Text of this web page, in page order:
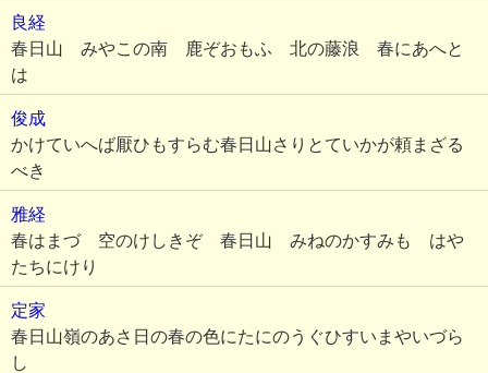
良経
春日山 みやこの南 鹿ぞおもふ 北の藤浪 春にあへと
は
俊成
かけていへば厭ひもすらむ春日山さりとていかが頼まざる
べき
雅経
春はまづ 空のけしきぞ 春日山 みねのかすみも はや
たちにけり
定家
春日山嶺のあさ日の春の色にたにのうぐひすいまやいづら
し